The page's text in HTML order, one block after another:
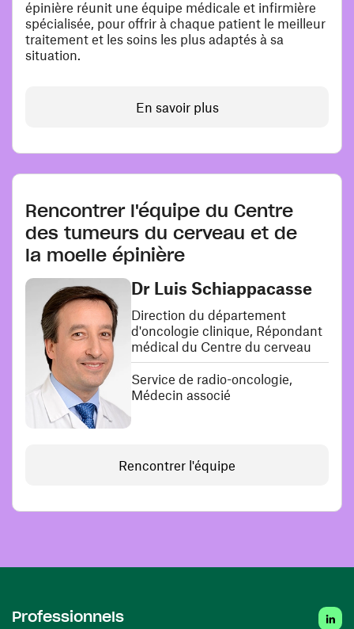
épinière réunit une équipe médicale et infirmière
spécialisée , pour offrir à chaque patient le meilleur
traitement et les soins les plus adaptés à sa
situation.
En savoir plus
Rencontrer l'équipe du Centre
des tumeurs du cerveau et de
la moelle épinière
Dr Luis Schiappacasse
Direction du département
d'oncologie clinique, Répondant
médical du Centre du cerveau
Service de radio-oncologie,
Médecin associé
Rencontrer l'équipe
Professionnels